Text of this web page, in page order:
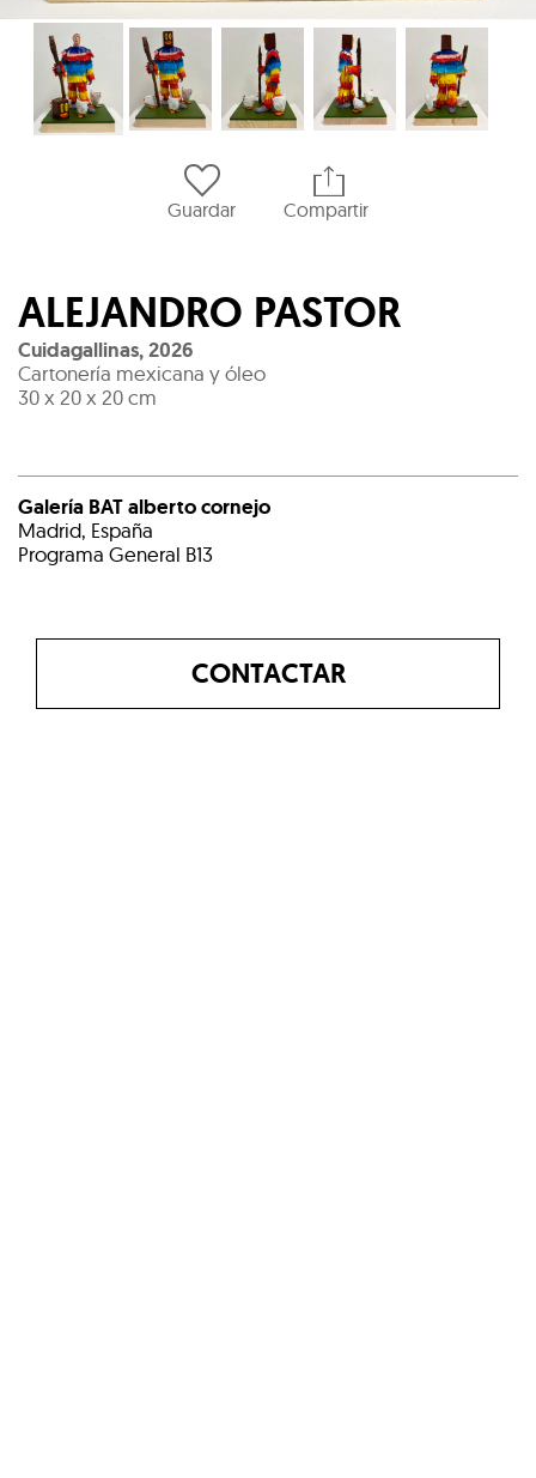
Guardar Compartir
ALEJANDRO PASTOR
Cuidagallinas,2026
Cartonería mexicana y óleo
30 x 20 x 20 cm
Galería BAT alberto cornejo
Madrid, España
Programa General B13
CONTACTAR